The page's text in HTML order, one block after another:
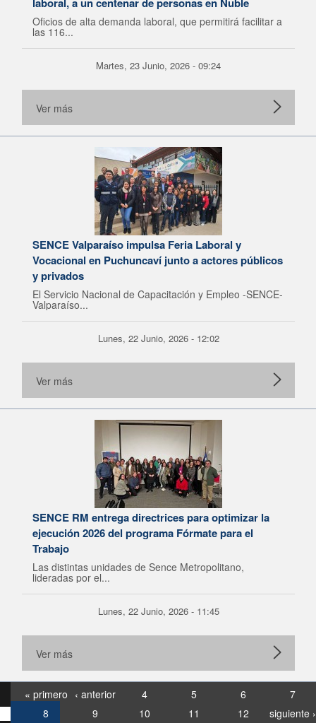
Oficios de alta demanda laboral, que permitirá facilitar a
las 116...
Martes, 23 Junio, 2026 - 09:24
Ver más
SENCE Valparaíso impulsa Feria Laboral y
Vocacional en Puchuncaví junto a actores públicos
y privados
El Servicio Nacional de Capacitación y Empleo -SENCE-
Valparaíso...
Lunes, 22 Junio, 2026 - 12:02
Ver más
SENCE RM entrega directrices para optimizar la
ejecución 2026 del programa Fórmate para el
Trabajo
Las distintas unidades de Sence Metropolitano,
lideradas por el...
Lunes, 22 Junio, 2026 - 11:45
Ver más
« primero ‹ anterior 4 5 6
7
8
9 10 11 12
siguiente ›